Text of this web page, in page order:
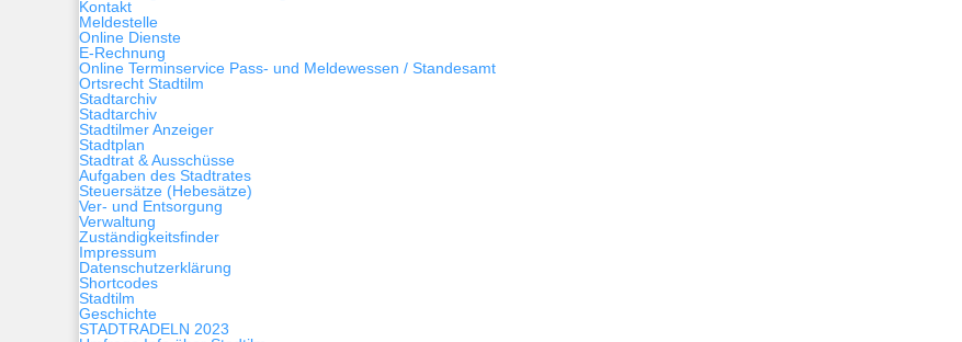
Kontakt
Meldestelle
Online Dienste
E-Rechnung
Online Terminservice Pass- und Meldewessen / Standesamt
Ortsrecht Stadtilm
Stadtarchiv
Stadtarchiv
Stadtilmer Anzeiger
Stadtplan
Stadtrat & Ausschüsse
Aufgaben des Stadtrates
Steuersätze (Hebesätze)
Ver- und Entsorgung
Verwaltung
Zuständigkeitsfinder
Impressum
Datenschutzerklärung
Shortcodes
Stadtilm
Geschichte
STADTRADELN 2023